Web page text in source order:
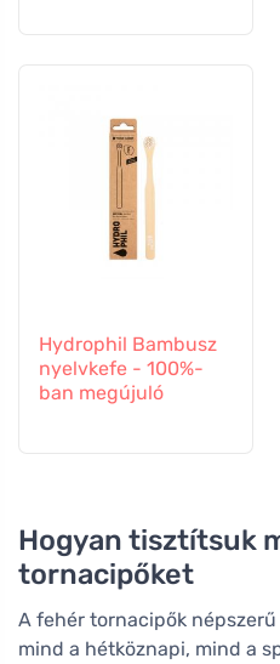
Hydrophil Bambusz
nyelvkefe - 100%-
ban megújuló
Hogyan tisztítsuk
tornacipőket
A fehér tornacipők
mind a hétköznapi, mind a